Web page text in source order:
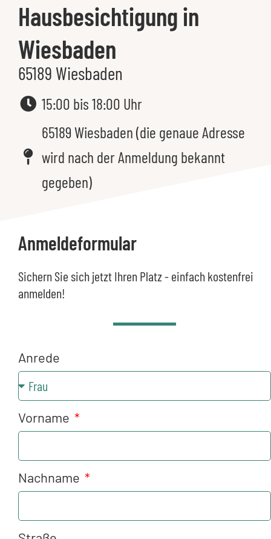
Hausbesichtigung in
Wiesbaden
65189 Wiesbaden
15:00 bis 18:00 Uhr
65189 Wiesbaden (die genaue Adresse
wird nach der Anmeldung bekannt
gegeben)
Anmeldeformular
Sichern Sie sich jetzt Ihren Platz - einfach kostenfrei
anmelden!
Anrede
Vorname
Nachname